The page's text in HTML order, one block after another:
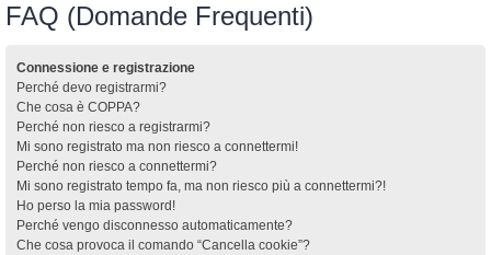
FAQ (Domande Frequenti)
Connessione e registrazione
Perché devo registrarmi?
Che cosa è COPPA?
Perché non riesco a registrarmi?
Mi sono registrato ma non riesco a connettermi!
Perché non riesco a connettermi?
Mi sono registrato tempo fa, ma non riesco più a connettermi?!
Ho perso la mia password!
Perché vengo disconnesso automaticamente?
Che cosa provoca il comando “Cancella cookie”?